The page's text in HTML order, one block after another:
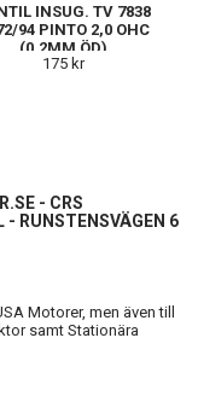
INSUG. TV 7838
94 PINTO 2,0 OHC
(0,2MM ÖD)
175 kr
- CRS
- RUNSTENSVÄGEN 6
Motorer, men även till
samt Stationära